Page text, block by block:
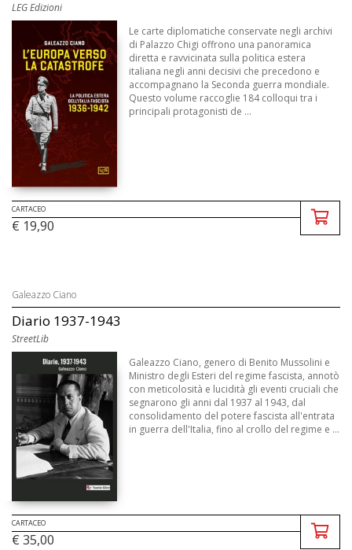
LEG Edizioni
Le carte diplomatiche conservate negli archivi
di Palazzo Chigi offrono una panoramica
diretta e ravvicinata sulla politica estera
italiana negli anni decisivi che precedono e
accompagnano la Seconda guerra mondiale.
Questo volume raccoglie 184 colloqui tra i
principali protagonisti de ...
CARTACEO
€ 19,90
Galeazzo Ciano
Diario 1937-1943
StreetLib
Galeazzo Ciano, genero di Benito Mussolini e
Ministro degli Esteri del regime fascista, annotò
con meticolosità e lucidità gli eventi cruciali che
segnarono gli anni dal 1937 al 1943, dal
consolidamento del potere fascista all'entrata
in guerra dell'Italia, fino al crollo del regime e ...
CARTACEO
€ 35,00